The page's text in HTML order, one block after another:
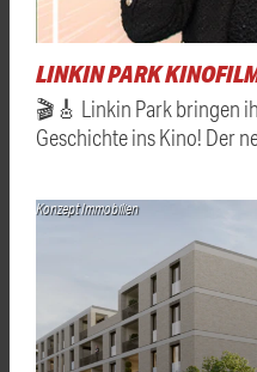
LINKIN PARK
🎬🎸 Linkin Park bringen
Geschichte ins Kino! Der
Konzept Immobilien